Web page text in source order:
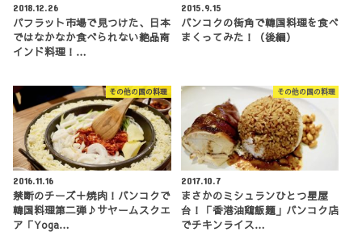
2018.12.26
パフラット市場で見つけた、日本
ではなかなか食べられない絶品南
インド料理！…
2015.9.15
バンコクの街角で韓国料理を食べ
まくってみた！（後編）
その他の国の料理
2016.11.16
禁断のチーズ＋焼肉！バンコクで
韓国料理第二弾♪サヤームスクエ
ア「Yoga…
その他の国の料理
2017.10.7
まさかのミシュランひとつ星屋
台！「香港油鶏飯麺」バンコク店
でチキンライス…